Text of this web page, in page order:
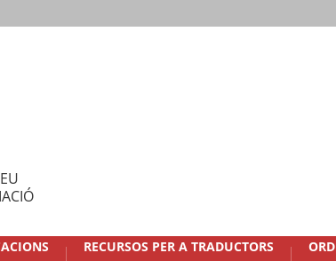
RECURSOS PER A TRADUCTORS